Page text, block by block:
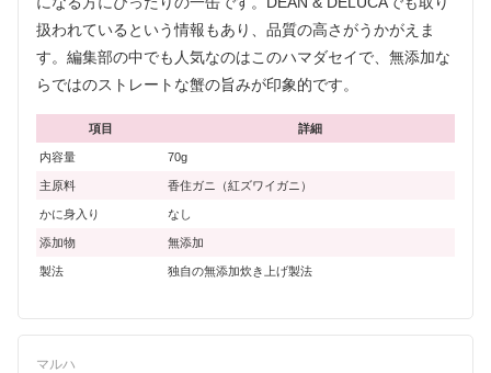
扱われているという情報もあり、品質の高さがうかがえま
す。編集部の中でも人気なのはこのハマダセイで、無添加な
らではのストレートな蟹の旨みが印象的です。
項目 詳細
内容量 70g
主原料 香住ガニ（紅ズワイガニ）
かに身入り なし
添加物 無添加
製法 独自の無添加炊き上げ製法
マルハ